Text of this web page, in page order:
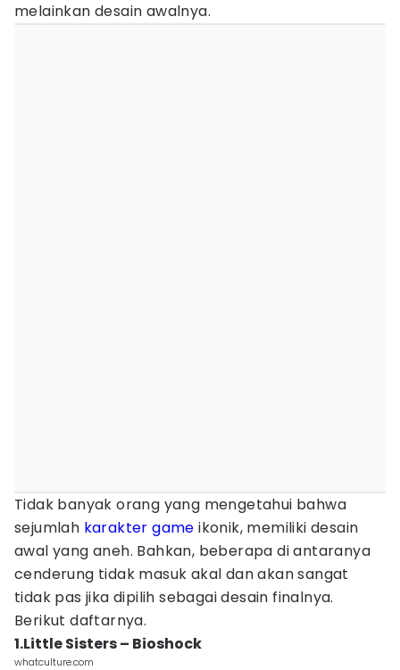
melainkan desain awalnya.
Tidak banyak orang yang mengetahui bahwa
sejumlah karakter game ikonik, memiliki desain
awal yang aneh. Bahkan, beberapa di antaranya
cenderung tidak masuk akal dan akan sangat
tidak pas jika dipilih sebagai desain finalnya.
Berikut daftarnya.
1.Little Sisters – Bioshock
whatculture.com